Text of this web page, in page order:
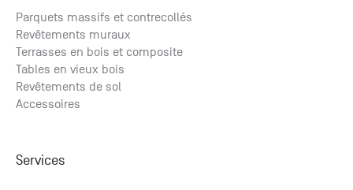
Parquets massifs et contrecollés
Revêtements muraux
Terrasses en bois et composite
Tables en vieux bois
Revêtements de sol
Accessoires
Services